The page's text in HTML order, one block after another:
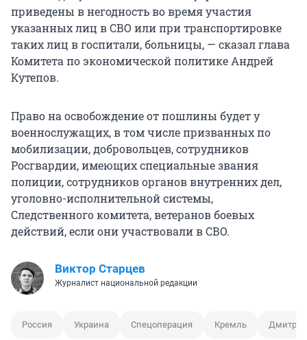
приведены в негодность во время участия
указанных лиц в СВО или при транспортировке
таких лиц в госпитали, больницы, — сказал глава
Комитета по экономической политике Андрей
Кутепов.
Право на освобождение от пошлины будет у
военнослужащих, в том числе призванных по
мобилизации, добровольцев, сотрудников
Росгвардии, имеющих специальные звания
полиции, сотрудников органов внутренних дел,
уголовно-исполнительной системы,
Следственного комитета, ветеранов боевых
действий, если они участвовали в СВО.
Виктор Старцев
Журналист национальной редакции
Россия Украина Спецоперация Кремль